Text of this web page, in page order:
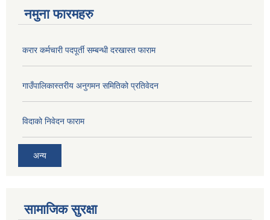
नमुना फारमहरु
करार कर्मचारी पदपूर्ती सम्बन्धी दरखास्त फाराम
गाउँपालिकास्तरीय अनुगमन समितिको प्रतिवेदन
विदाको निवेदन फाराम
अन्य
सामाजिक सुरक्षा